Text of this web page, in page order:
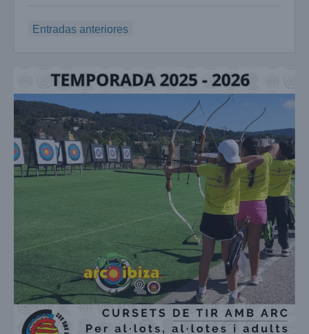
Navegación
Entradas anteriores